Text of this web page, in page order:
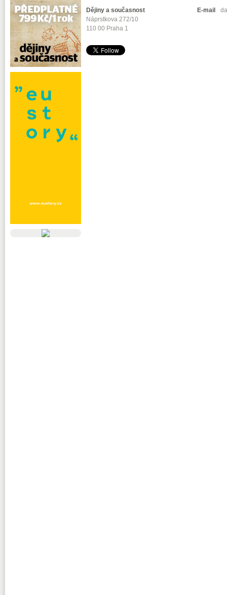
Dějiny a současnost
Náprstkova 272/10
110 00 Praha 1
E-mail